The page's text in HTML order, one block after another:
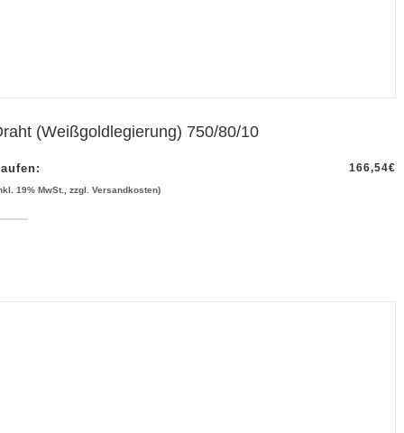
(Weißgoldlegierung) 750/80/10
166,54€
19% MwSt., zzgl. Versandkosten)